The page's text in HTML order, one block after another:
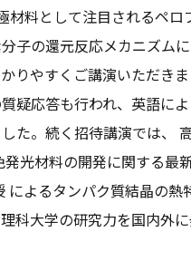
材料として注目されるペロ
子の還元反応メカニズム
りやすくご講演いただき
疑応答も行われ、英語に
た。続く招待講演では、
光材料の開発に関する最
によるタンパク質結晶の熱
科大学の研究力を国内外